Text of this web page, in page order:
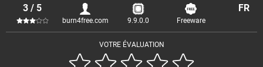
VOTRE ÉVALUATION
3 / 5
burn4free.com 9.9.0.0 Freeware
FR